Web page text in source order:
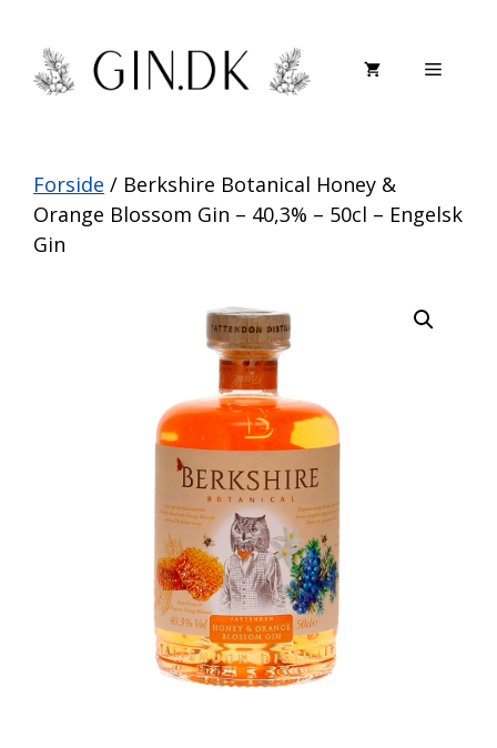
indhold
Menu
Forside / Berkshire Botanical Honey &
Orange Blossom Gin – 40,3% – 50cl – Engelsk
Gin